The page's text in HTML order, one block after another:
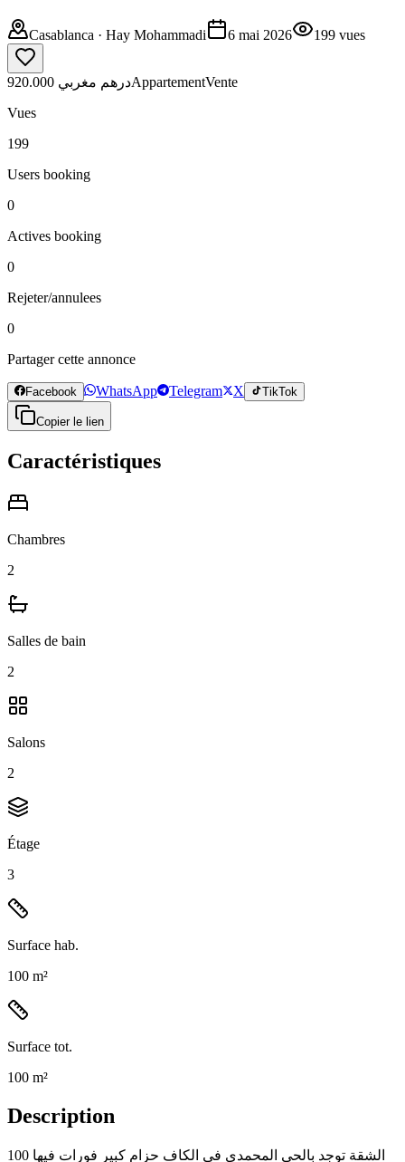
Casablanca · Hay Mohammadi 6 mai 2026 199 vues
920.000 درهم مغربيAppartementVente
Vues
199
Users booking
0
Actives booking
0
Rejeter/annulees
0
Partager cette annonce
Facebook WhatsApp Telegram X TikTok
Copier le lien
Caractéristiques
Chambres
2
Salles de bain
2
Salons
2
Étage
3
Surface hab.
100 m²
Surface tot.
100 m²
Description
الشقة توجد بالحي المحمدي في الكاف حزام كبير فورات فيها 100